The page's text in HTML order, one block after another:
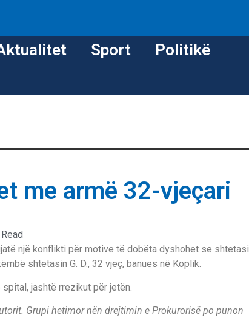
Sport Politikë
me armë 32-vjeçari
një konflikti për motive të dobëta dyshohet se shtetasi
shtetasin G. D., 32 vjeç, banues në Koplik.
jashtë rrezikut për jetën.
Grupi hetimor nën drejtimin e Prokurorisë po punon